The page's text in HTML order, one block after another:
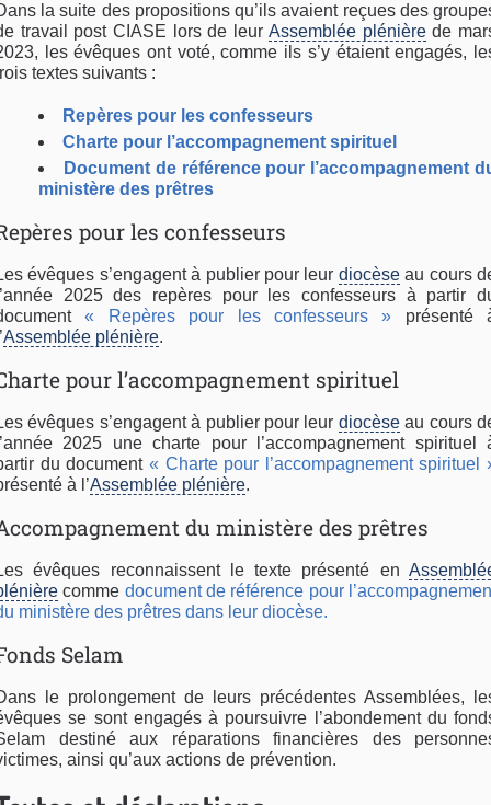
la suite des propositions qu’ils avaient reçues des
travail post CIASE lors de leur Assemblée plénièrede
les évêques ont voté, comme ils s’y étaient engagés,
textes suivants :
Repères pour les confesseurs
Charte pour l’accompagnement spirituel
Document de référence pour l’accompagnement
ministère des prêtres
pour les confesseurs
évêques s’engagent à publier pour leur diocèseau cours
2025 des repères pour les confesseurs à partir
« Repères pour les confesseurs » présenté
Assemblée plénière.
pour l’accompagnement spirituel
évêques s’engagent à publier pour leur diocèseau cours
2025 une charte pour l’accompagnement spirituel
du document « Charte pour l’accompagnement spirituel
à l’Assemblée plénière.
du ministère des prêtres
évêques reconnaissent le texte présenté en
comme document de référence pour
ministère des prêtres dans leur diocèse.
Selam
le prolongement de leurs précédentes Assemblées,
se sont engagés à poursuivre l’abondement du
destiné aux réparations financières des
ainsi qu’aux actions de prévention.